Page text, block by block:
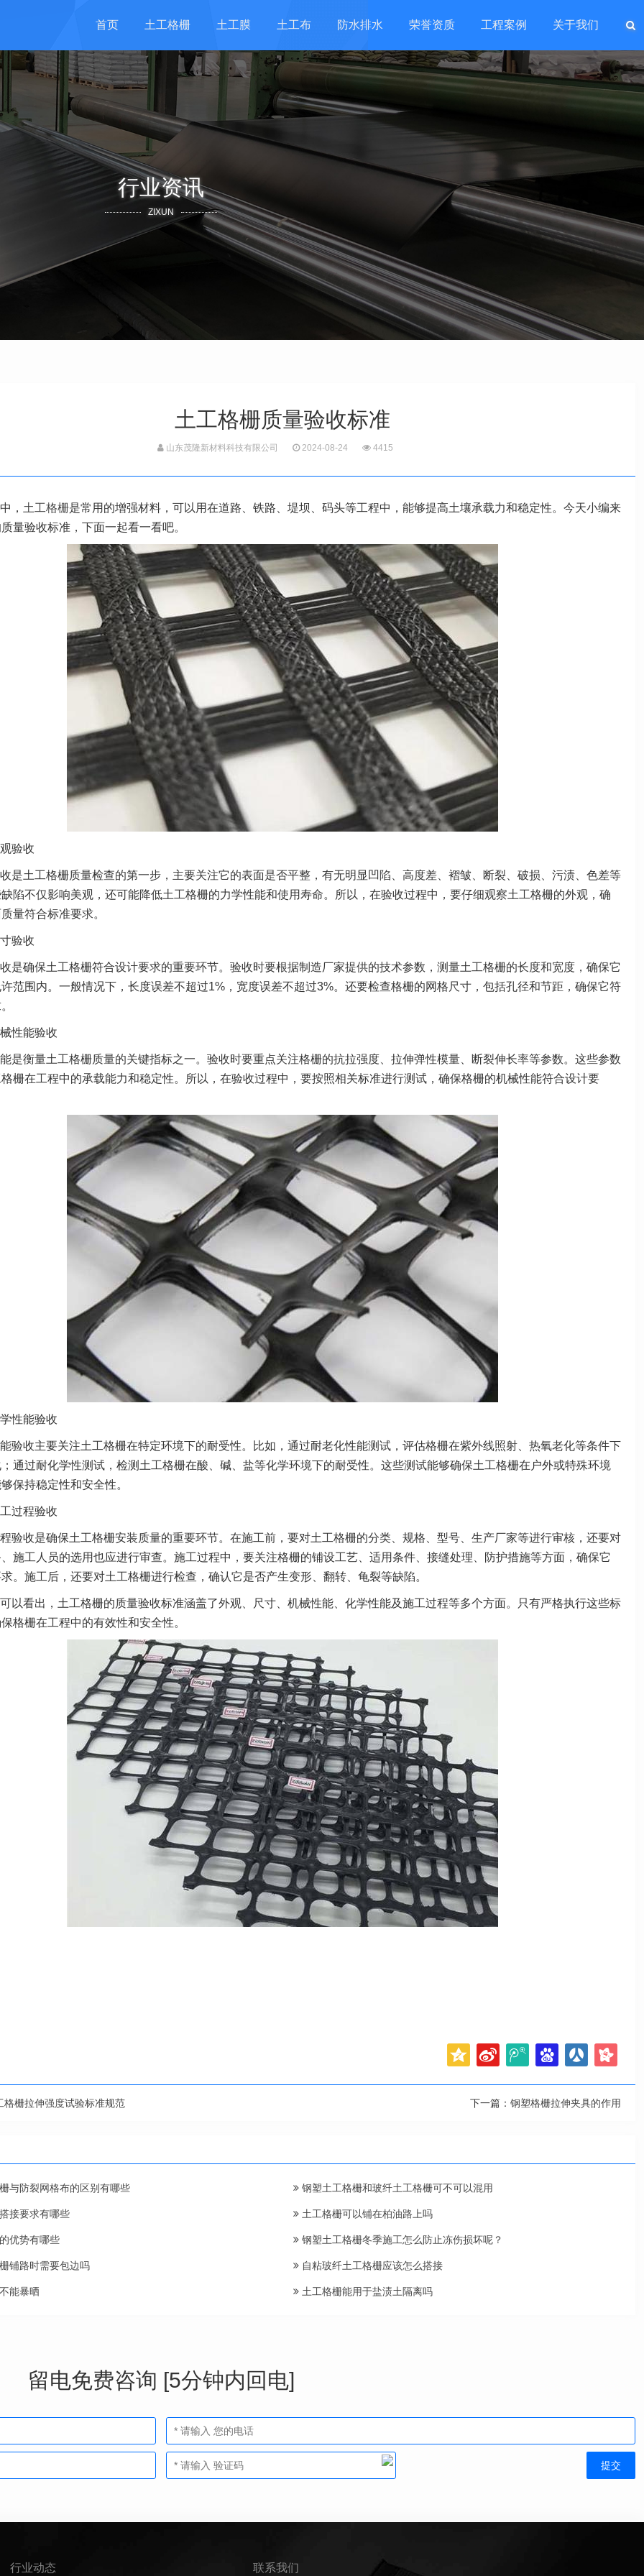
首页 土工格栅 土工膜 土工布 防水排水 荣誉资质 工程案例 关于我们
行业资讯
ZIXUN
土工格栅质量验收标准
山东茂隆新材料科技有限公司 2024-08-24 4415
， 土工格栅是常用的增强材料，可以用在道路、铁路、堤坝、码头等工程中，能够提高土壤承载力和稳定性。今天小编来
量验收标准，下面一起看一看吧。
验收
是土工格栅质量检查的第一步，主要关注它的表面是否平整，有无明显凹陷、高度差、褶皱、断裂、破损、污渍、色差等
陷不仅影响美观，还可能降低土工格栅的力学性能和使用寿命。所以，在验收过程中，要仔细观察土工格栅的外观，确
量符合标准要求。
验收
是确保土工格栅符合设计要求的重要环节。验收时要根据制造厂家提供的技术参数，测量土工格栅的长度和宽度，确保它
范围内。一般情况下，长度误差不超过1%，宽度误差不超过3%。还要检查格栅的网格尺寸，包括孔径和节距，确保它符
性能验收
是衡量土工格栅质量的关键指标之一。验收时要重点关注格栅的抗拉强度、拉伸弹性模量、断裂伸长率等参数。这些参数
栅在工程中的承载能力和稳定性。所以，在验收过程中，要按照相关标准进行测试，确保格栅的机械性能符合设计要
性能验收
验收主要关注土工格栅在特定环境下的耐受性。比如，通过耐老化性能测试，评估格栅在紫外线照射、热氧老化等条件下
通过耐化学性测试，检测土工格栅在酸、碱、盐等化学环境下的耐受性。这些测试能够确保土工格栅在户外或特殊环境
保持稳定性和安全性。
过程验收
验收是确保土工格栅安装质量的重要环节。在施工前，要对土工格栅的分类、规格、型号、生产厂家等进行审核，还要对
施工人员的选用也应进行审查。施工过程中，要关注格栅的铺设工艺、适用条件、接缝处理、防护措施等方面，确保它
。施工后，还要对土工格栅进行检查，确认它是否产生变形、翻转、龟裂等缺陷。
以看出，土工格栅的质量验收标准涵盖了外观、尺寸、机械性能、化学性能及施工过程等多个方面。只有严格执行这些标
格栅在工程中的有效性和安全性。
格栅拉伸强度试验标准规范 下一篇： 钢塑格栅拉伸夹具的作用
与防裂网格布的区别有哪些 钢塑土工格栅和玻纤土工格栅可不可以混用
接要求有哪些 土工格栅可以铺在柏油路上吗
优势有哪些 钢塑土工格栅冬季施工怎么防止冻伤损坏呢？
铺路时需要包边吗 自粘玻纤土工格栅应该怎么搭接
能暴晒 土工格栅能用于盐渍土隔离吗
留电免费咨询 [5分钟内回电]
行业动态 联系我们